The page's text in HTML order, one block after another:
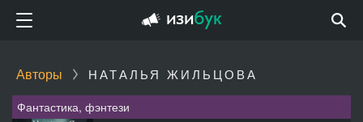
Авторы НАТАЛЬЯ ЖИЛЬЦОВА
Фантастика, фэнтези